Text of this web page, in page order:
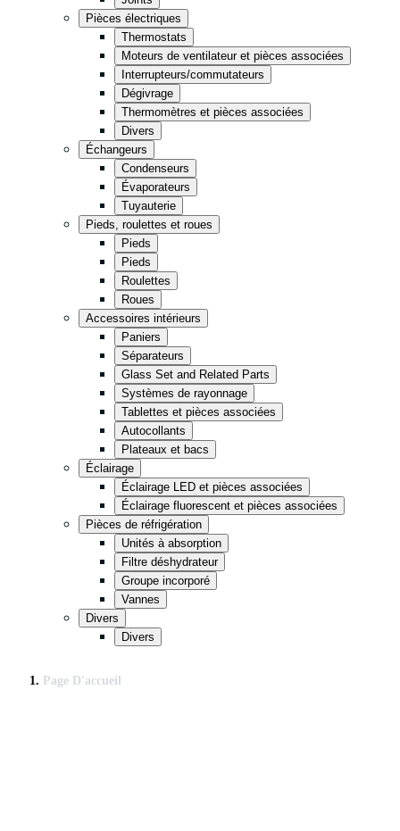
Épicerie
Vente de détail
Tout en noir
Cuisine
Entreposage
Fast Food
Pièces électriques
Thermostats
Moteurs de ventilateur et pièces associées
Interrupteurs/commutateurs
Dégivrage
Thermomètres et pièces associées
Divers
Échangeurs
Condenseurs
Évaporateurs
Tuyauterie
Pieds, roulettes et roues
Pieds
Pieds
Roulettes
Roues
Accessoires intérieurs
Paniers
Séparateurs
Glass Set and Related Parts
Systèmes de rayonnage
Tablettes et pièces associées
Autocollants
Plateaux et bacs
Éclairage
Éclairage LED et pièces associées
Éclairage fluorescent et pièces associées
Pièces de réfrigération
Unités à absorption
Filtre déshydrateur
Groupe incorporé
Vannes
Divers
Divers
Page D'accueil